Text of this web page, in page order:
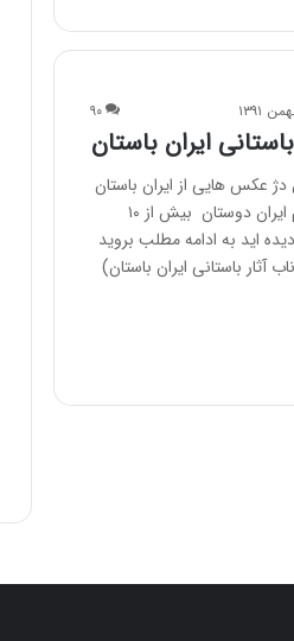
۹۰
ایران باستان
دژ عکس هایی از ایران باستان
را اماده کرده ایم تقدیم به تمام ایران دوستان بیش از ۱۰
اید به ادامه مطلب بروید
آثار باستانی ایران باستان)